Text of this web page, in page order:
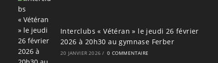
Interclubs « Vétéran » le jeudi 26 février
2026 à 20h30 au gymnase Ferber
20 JANVIER 2026 / 0 COMMENTAIRE